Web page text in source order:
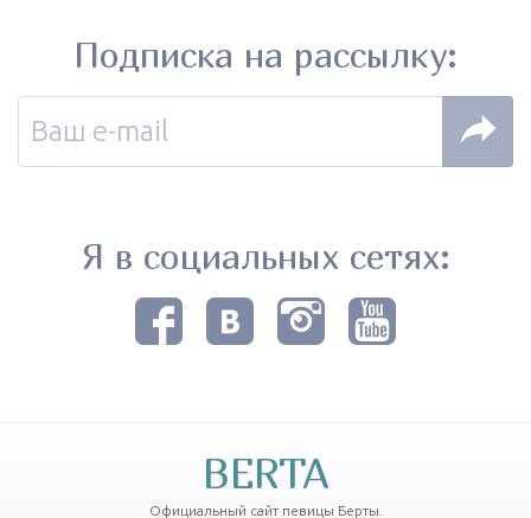
Подписка на рассылку:
Я в социальных сетях:
BERTA
Официальный сайт певицы Берты.